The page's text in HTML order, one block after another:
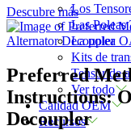
Los
Las Poleas
La polea
Kits de
Tensor de
Ver todo
Calidad OEM
Recursos
Descubre más
Preferred
Instructions:
Decoupler